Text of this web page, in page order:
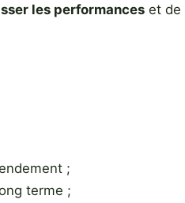
les performances et de
;
terme ;